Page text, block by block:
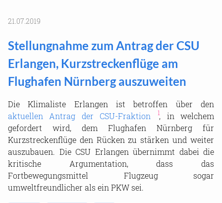
21.07.2019
Stellungnahme zum Antrag der CSU
Erlangen, Kurzstreckenflüge am
Flughafen Nürnberg auszuweiten
Die Klimaliste Erlangen ist betroffen über den
aktuellen Antrag der CSU-Fraktion
, in welchem
gefordert wird, dem Flughafen Nürnberg für
Kurzstreckenflüge den Rücken zu stärken und weiter
auszubauen. Die CSU Erlangen übernimmt dabei die
kritische Argumentation, dass das
Fortbewegungsmittel Flugzeug sogar
umweltfreundlicher als ein PKW sei.